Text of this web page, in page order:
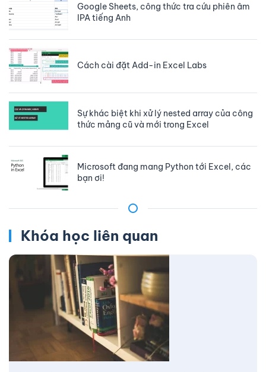
Google Sheets, công thức tra cứu phiên âm
IPA tiếng Anh
Cách cài đặt Add-in Excel Labs
Sự khác biệt khi xử lý nested array của công
thức mảng cũ và mới trong Excel
Microsoft đang mang Python tới Excel, các
bạn ơi!
Khóa học liên quan